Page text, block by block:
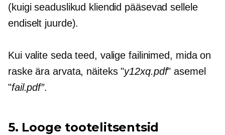
(kuigi seaduslikud kliendid pääsevad sellele
endiselt juurde).
Kui valite seda teed, valige failinimed, mida on
raske ära arvata, näiteks "y12xq.pdf" asemel
"fail.pdf”.
5. Looge tootelitsentsid